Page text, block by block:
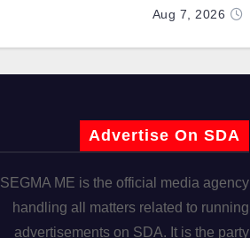
Aug 7, 2026
Advertise On SDA
SEGMA ME is the official media agency
handling all matters related to running
advertisements on SDA. It is the party